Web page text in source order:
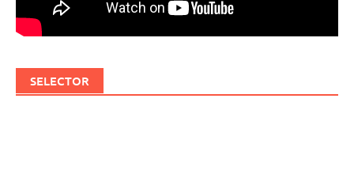
SELECTOR